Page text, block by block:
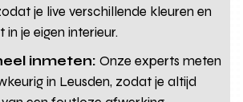
je live verschillende kleuren en
je eigen interieur.
inmeten: Onze experts meten
in Leusden, zodat je altijd